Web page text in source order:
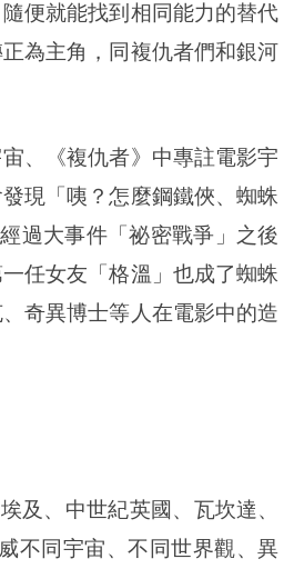
便就能找到相同能力的替代
為主角，同複仇者們和銀河
、《複仇者》中專註電影宇
現「咦？怎麼鋼鐵俠、蜘蛛
過大事件「祕密戰爭」之後
任女友「格溫」也成了蜘蛛
奇異博士等人在電影中的造
及、中世紀英國、瓦坎達、
不同宇宙、不同世界觀、異